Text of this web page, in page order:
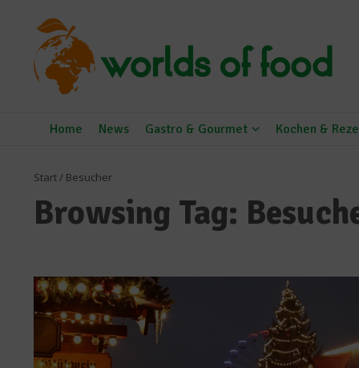
Home News Gastro & Gourmet Kochen &
Start/ Besucher
Browsing Tag: